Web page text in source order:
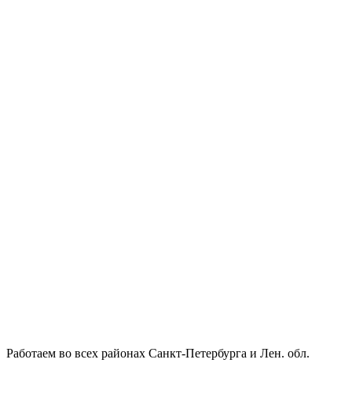
Работаем во всех районах Санкт-Петербурга и Лен. обл.